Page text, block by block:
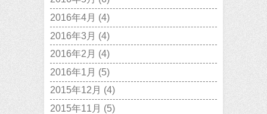
2016年4月 (4)
2016年3月 (4)
2016年2月 (4)
2016年1月 (5)
2015年12月 (4)
2015年11月 (5)